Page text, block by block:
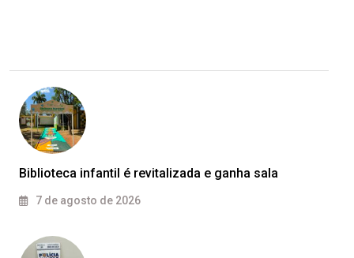
Biblioteca infantil é revitalizada e ganha sala
7 de agosto de 2026